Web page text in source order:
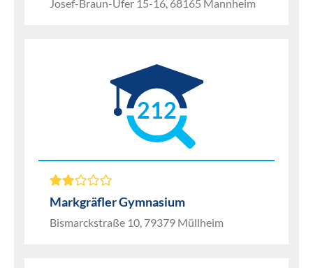
Josef-Braun-Ufer 15-16, 68165 Mannheim
212
Markgräfler Gymnasium
Bismarckstraße 10, 79379 Müllheim